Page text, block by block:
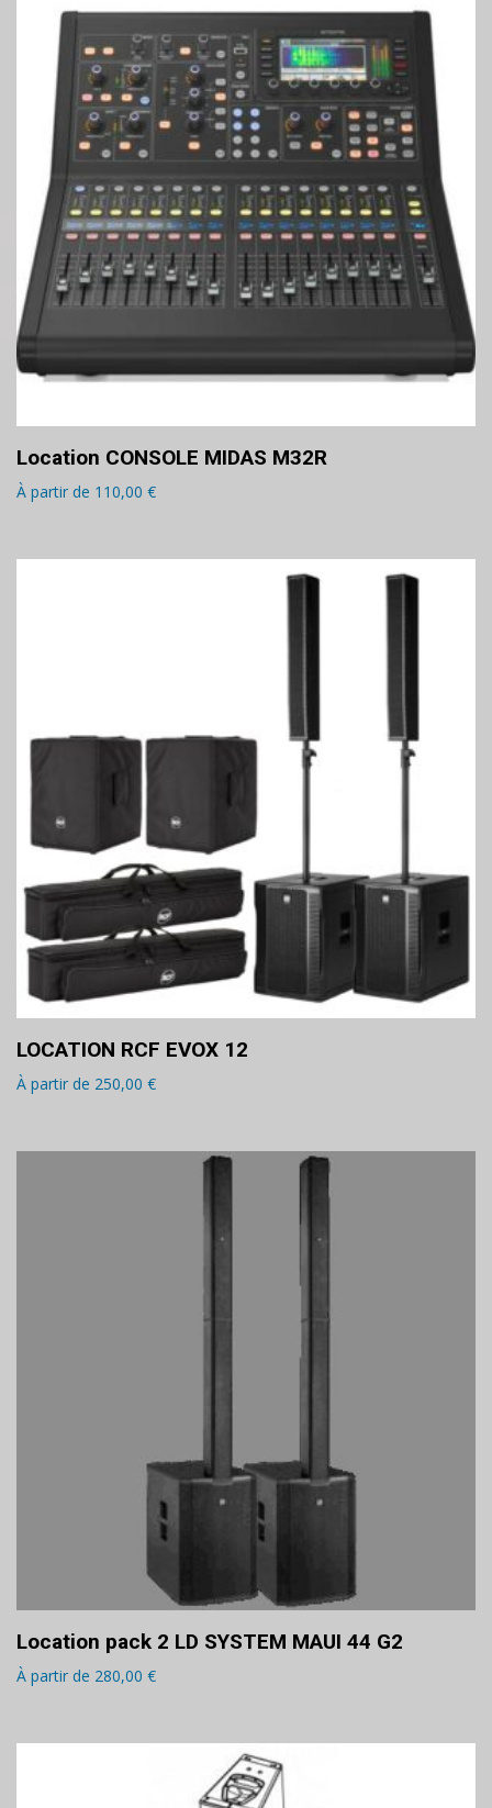
Location CONSOLE MIDAS M32R
À partir de 110,00 €
LOCATION RCF EVOX 12
À partir de 250,00 €
Location pack 2 LD SYSTEM MAUI 44 G2
À partir de 280,00 €